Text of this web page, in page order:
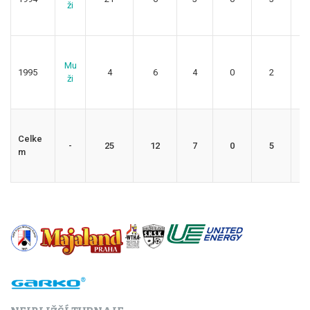
ži
1995
Mu
ži
4 6 4 0 2
Celke
m
- 25 12 7 0 5